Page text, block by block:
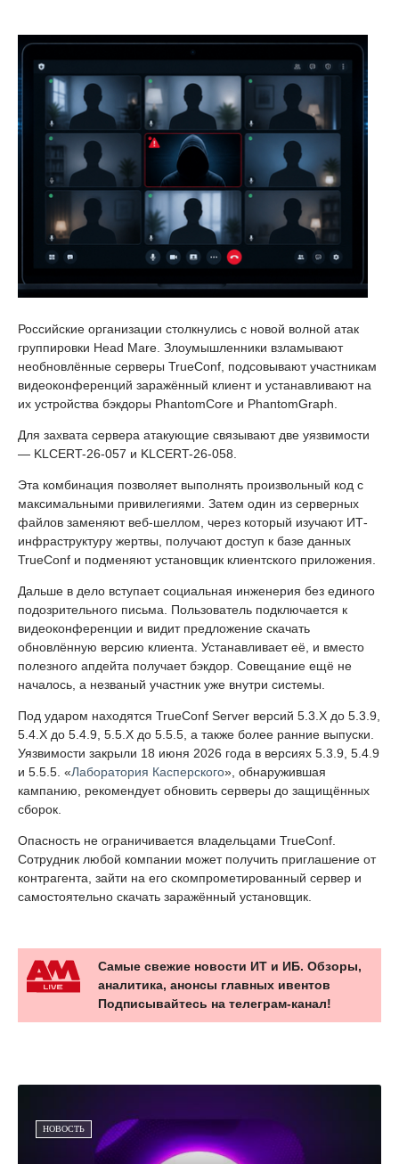
Российские организации столкнулись с новой волной атак
группировки Head Mare. Злоумышленники взламывают
необновлённые серверы TrueConf, подсовывают участникам
видеоконференций заражённый клиент и устанавливают на
их устройства бэкдоры PhantomCore и PhantomGraph.
Для захвата сервера атакующие связывают две уязвимости
— KLCERT-26-057 и KLCERT-26-058.
Эта комбинация позволяет выполнять произвольный код с
максимальными привилегиями. Затем один из серверных
файлов заменяют веб-шеллом, через который изучают ИТ-
инфраструктуру жертвы, получают доступ к базе данных
TrueConf и подменяют установщик клиентского приложения.
Дальше в дело вступает социальная инженерия без единого
подозрительного письма. Пользователь подключается к
видеоконференции и видит предложение скачать
обновлённую версию клиента. Устанавливает её, и вместо
полезного апдейта получает бэкдор. Совещание ещё не
началось, а незваный участник уже внутри системы.
Под ударом находятся TrueConf Server версий 5.3.X до 5.3.9,
5.4.X до 5.4.9, 5.5.X до 5.5.5, а также более ранние выпуски.
Уязвимости закрыли 18 июня 2026 года в версиях 5.3.9, 5.4.9
и 5.5.5. «Лаборатория Касперского», обнаружившая
кампанию, рекомендует обновить серверы до защищённых
сборок.
Опасность не ограничивается владельцами TrueConf.
Сотрудник любой компании может получить приглашение от
контрагента, зайти на его скомпрометированный сервер и
самостоятельно скачать заражённый установщик.
Самые свежие новости ИТ и ИБ. Обзоры,
аналитика, анонсы главных ивентов
Подписывайтесь на телеграм-канал!
НОВОСТЬ